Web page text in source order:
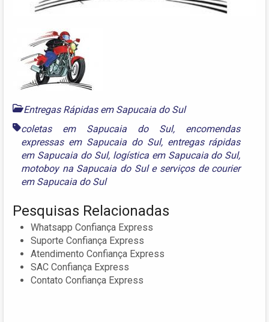
Entregas Rápidas em Sapucaia do Sul
coletas em Sapucaia do Sul, encomendas
expressas em Sapucaia do Sul, entregas rápidas
em Sapucaia do Sul, logística em Sapucaia do Sul,
motoboy na Sapucaia do Sule serviços de courier
em Sapucaia do Sul
Pesquisas Relacionadas
Whatsapp Confiança Express
Suporte Confiança Express
Atendimento Confiança Express
SAC Confiança Express
Contato Confiança Express